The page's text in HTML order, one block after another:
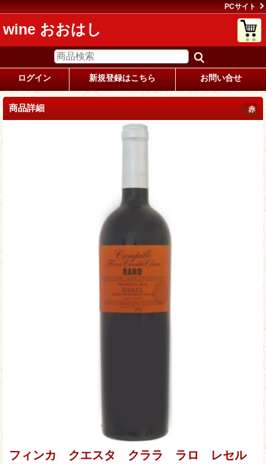
PCサイト
wine おおはし
ログイン 新規登録はこちら お問い合せ
商品詳細 赤
フィンカ クエスタ クララ ラロ レセル